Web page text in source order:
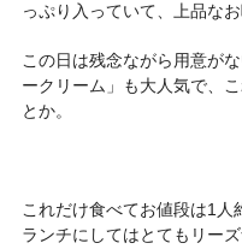
っぷり入っていて、上品なお
この日は残念ながら用意が
ークリーム」も大人気で、
とか。
これだけ食べてお値段は1
ランチにしてはとてもリーズ